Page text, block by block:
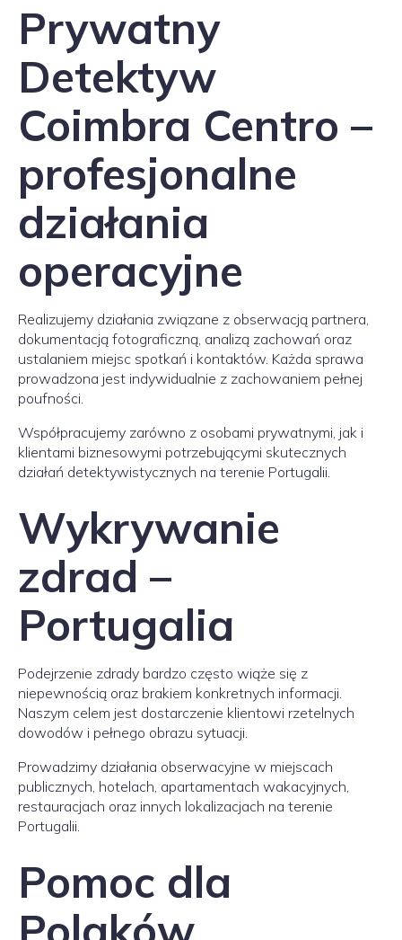
Prywatny
Detektyw
Coimbra Centro –
profesjonalne
działania
operacyjne
Realizujemy działania związane z obserwacją partnera,
dokumentacją fotograficzną, analizą zachowań oraz
ustalaniem miejsc spotkań i kontaktów. Każda sprawa
prowadzona jest indywidualnie z zachowaniem pełnej
poufności.
Współpracujemy zarówno z osobami prywatnymi, jak i
klientami biznesowymi potrzebującymi skutecznych
działań detektywistycznych na terenie Portugalii.
Wykrywanie
zdrad –
Portugalia
Podejrzenie zdrady bardzo często wiąże się z
niepewnością oraz brakiem konkretnych informacji.
Naszym celem jest dostarczenie klientowi rzetelnych
dowodów i pełnego obrazu sytuacji.
Prowadzimy działania obserwacyjne w miejscach
publicznych, hotelach, apartamentach wakacyjnych,
restauracjach oraz innych lokalizacjach na terenie
Portugalii.
Pomoc dla